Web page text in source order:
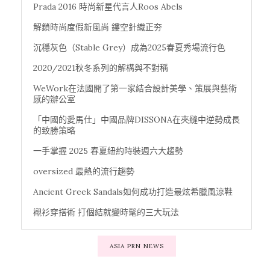
Prada 2016 時尚新星代言人Roos Abels
解鎖時尚度假新風尚 鏤空針織正夯
沉穩灰色（Stable Grey）成為2025春夏秀場流行色
2020/2021秋冬系列的解構與不對稱
WeWork在法國開了第一家結合設計美學、策展與藝術
感的辦公室
「中國的愛馬仕」中國品牌DISSONA在夾縫中逆勢成長
的致勝策略
一手掌握 2025 春夏紐約時裝週六大趨勢
oversized 最熱的流行趨勢
Ancient Greek Sandals如何成功打造最炫希臘風涼鞋
襯衫穿搭術 打個結就變時髦的三大玩法
ASIA PRN NEWS